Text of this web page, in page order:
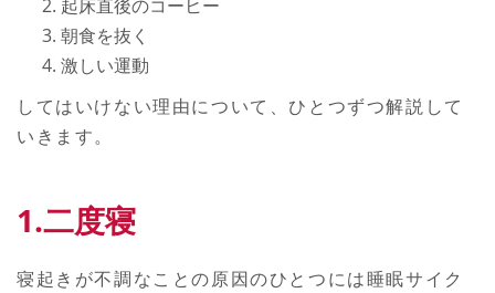
朝食を抜く
激しい運動
してはいけない理由について、ひとつずつ解説して
いきます。
1.二度寝
寝起きが不調なことの原因のひとつには睡眠サイク